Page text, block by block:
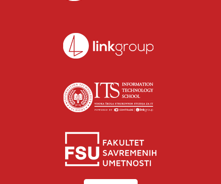
Isidora Katanić
Razgovaraj sa Isidorom Katanić savetnicom za upis –